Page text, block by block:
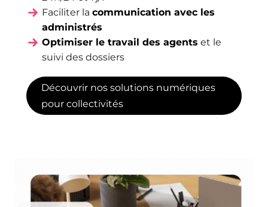
Faciliter la communication avec les
administrés
Optimiser le travail des agents et le
suivi des dossiers
Découvrir nos solutions numériques
pour collectivités